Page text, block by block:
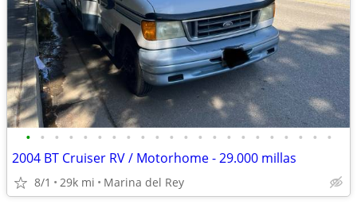
• • • • • • • • • • • • • • • • • • • • • •
2004 BT Cruiser RV / Motorhome - 29.000 millas
8/1 29k mi Marina del Rey